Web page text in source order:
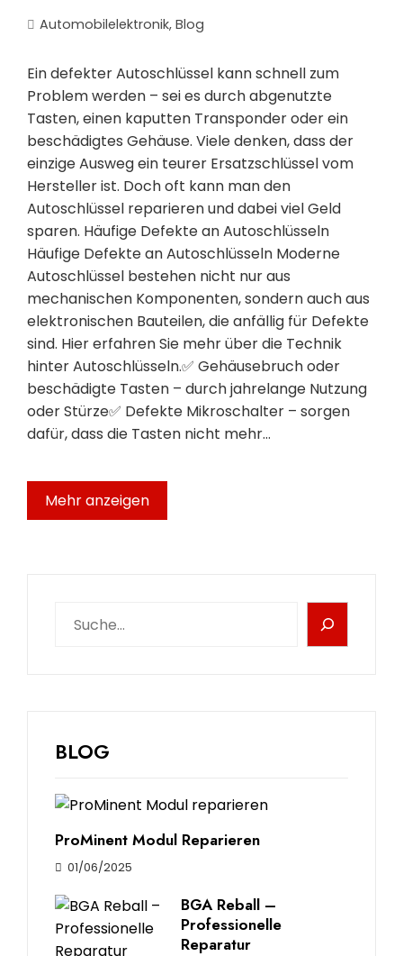
Automobilelektronik, Blog
Ein defekter Autoschlüssel kann schnell zum
Problem werden – sei es durch abgenutzte
Tasten, einen kaputten Transponder oder ein
beschädigtes Gehäuse. Viele denken, dass der
einzige Ausweg ein teurer Ersatzschlüssel vom
Hersteller ist. Doch oft kann man den
Autoschlüssel reparieren und dabei viel Geld
sparen. Häufige Defekte an Autoschlüsseln
Häufige Defekte an Autoschlüsseln Moderne
Autoschlüssel bestehen nicht nur aus
mechanischen Komponenten, sondern auch aus
elektronischen Bauteilen, die anfällig für Defekte
sind. Hier erfahren Sie mehr über die Technik
hinter Autoschlüsseln.✅ Gehäusebruch oder
beschädigte Tasten – durch jahrelange Nutzung
oder Stürze✅ Defekte Mikroschalter – sorgen
dafür, dass die Tasten nicht mehr…
Mehr anzeigen
BLOG
ProMinent Modul Reparieren
01/06/2025
BGA Reball –
Professionelle
Reparatur